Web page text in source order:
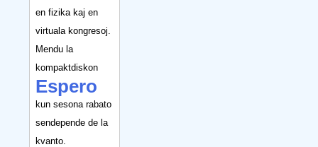
en fizika kaj en
virtuala kongresoj.
Mendu la
kompaktdiskon
Espero
kun sesona rabato
sendepende de la
kvanto.